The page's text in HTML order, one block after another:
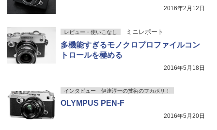
2016年2月12日
レビュー・使いこなし ミニレポート
多機能すぎるモノクロプロファイルコン
トロールを極める
2016年5月18日
インタビュー 伊達淳一の技術のフカボリ！
OLYMPUS PEN-F
2016年5月20日